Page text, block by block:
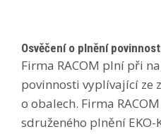
Osvěčení o plnění
Firma RACOM plní při
povinnosti vyplívající ze
o obalech. Firma
sdruženého plnění EKO-